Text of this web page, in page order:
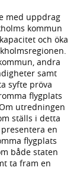
med uppdrag
kommun
och öka
andra
samt
syfte pröva
flygplats
utredningen
ställs i detta
en
flygplats
både staten
ta fram en